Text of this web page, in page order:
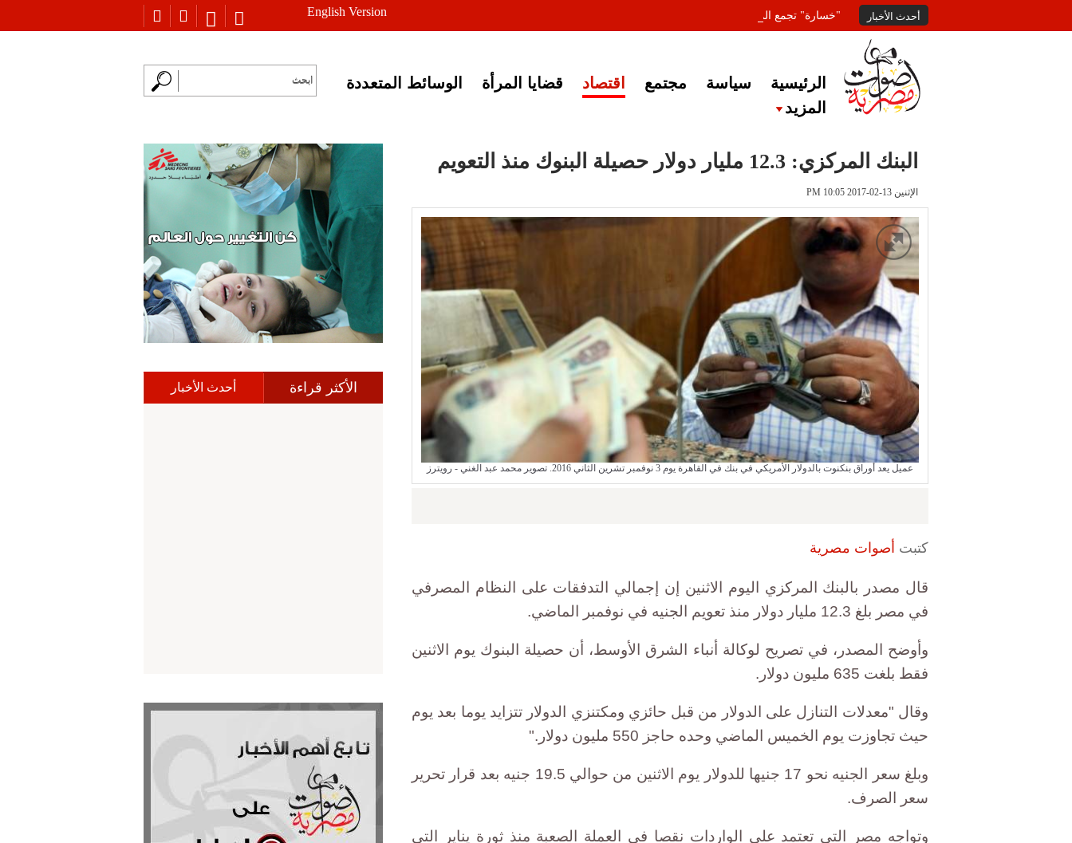
English Version أحدث الأخبار "خسارة" تجمع المعلقين على خبر إغلاق أصوات مصرية
الرئيسية سياسة مجتمع اقتصاد قضايا المرأة
الوسائط المتعددة
المزيد
البنك المركزي: 12.3 مليار دولار حصيلة البنوك منذ التعويم
الإثنين 13-02-2017 PM 10:05
عميل يعد أوراق بنكنوت بالدولار الأمريكي في بنك في القاهرة يوم 3 نوفمبر تشرين الثاني 2016. تصوير محمد عبد الغني - رويترز
كتبت أصوات مصرية
قال مصدر بالبنك المركزي اليوم الاثنين إن إجمالي التدفقات على النظام المصرفي
في مصر بلغ 12.3 مليار دولار منذ تعويم الجنيه في نوفمبر الماضي.
وأوضح المصدر، في تصريح لوكالة أنباء الشرق الأوسط، أن حصيلة البنوك يوم الاثنين
فقط بلغت 635 مليون دولار.
وقال "معدلات التنازل على الدولار من قبل حائزي ومكتنزي الدولار تتزايد يوما بعد يوم
حيث تجاوزت يوم الخميس الماضي وحده حاجز 550 مليون دولار."
وبلغ سعر الجنيه نحو 17 جنيها للدولار يوم الاثنين من حوالي 19.5 جنيه بعد قرار تحرير
سعر الصرف.
وتواجه مصر التي تعتمد على الواردات نقصا في العملة الصعبة منذ ثورة يناير التي
الأكثر قراءة أحدث الأخبار